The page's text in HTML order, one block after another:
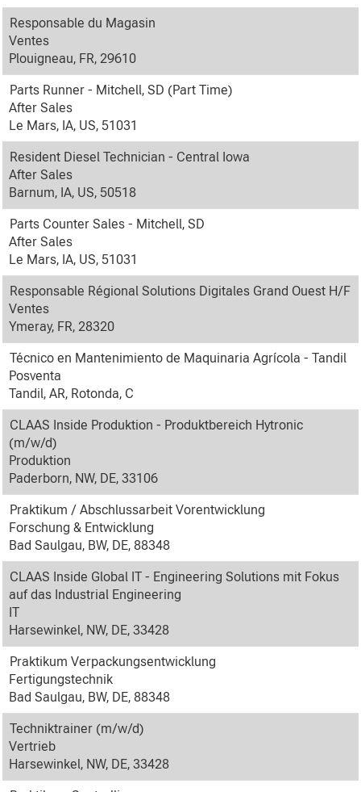
Responsable du Magasin
Ventes
Plouigneau, FR, 29610
Parts Runner - Mitchell, SD (Part Time)
After Sales
Le Mars, IA, US, 51031
Resident Diesel Technician - Central Iowa
After Sales
Barnum, IA, US, 50518
Parts Counter Sales - Mitchell, SD
After Sales
Le Mars, IA, US, 51031
Responsable Régional Solutions Digitales Grand Ouest H/F
Ventes
Ymeray, FR, 28320
Técnico en Mantenimiento de Maquinaria Agrícola - Tandil
Posventa
Tandil, AR, Rotonda, C
CLAAS Inside Produktion - Produktbereich Hytronic
(m/w/d)
Produktion
Paderborn, NW, DE, 33106
Praktikum / Abschlussarbeit Vorentwicklung
Forschung & Entwicklung
Bad Saulgau, BW, DE, 88348
CLAAS Inside Global IT - Engineering Solutions mit Fokus
auf das Industrial Engineering
IT
Harsewinkel, NW, DE, 33428
Praktikum Verpackungsentwicklung
Fertigungstechnik
Bad Saulgau, BW, DE, 88348
Techniktrainer (m/w/d)
Vertrieb
Harsewinkel, NW, DE, 33428